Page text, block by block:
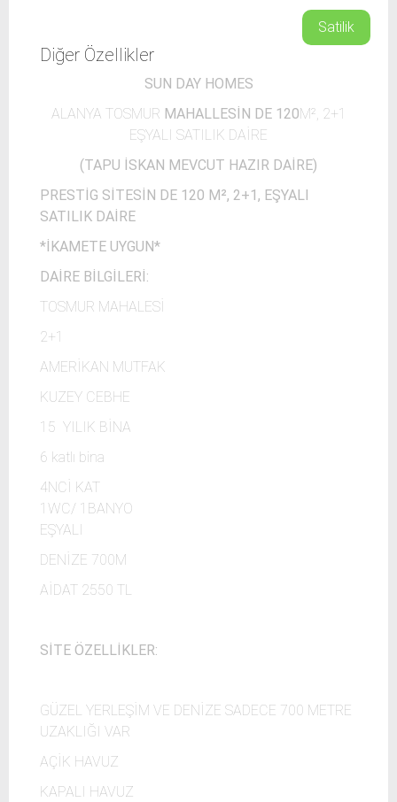
Satilik
Diğer Özellikler
SUN DAY HOMES
ALANYA TOSMUR MAHALLESİN DE 120M², 2+1
EŞYALI SATILIK DAİRE
(TAPU İSKAN MEVCUT HAZIR DAİRE)
PRESTİG SİTESİN DE 120 M², 2+1, EŞYALI
SATILIK DAİRE
*İKAMETE UYGUN*
DAİRE BİLGİLERİ:
TOSMUR MAHALESİ
2+1
AMERİKAN MUTFAK
KUZEY CEBHE
15 YILIK BİNA
6 katlı bina
4NCİ KAT
1WC/ 1BANYO
EŞYALI
DENİZE 700M
AİDAT 2550 TL
SİTE ÖZELLİKLER:
GÜZEL YERLEŞİM VE DENİZE SADECE 700 METRE
UZAKLIĞI VAR
AÇİK HAVUZ
KAPALI HAVUZ